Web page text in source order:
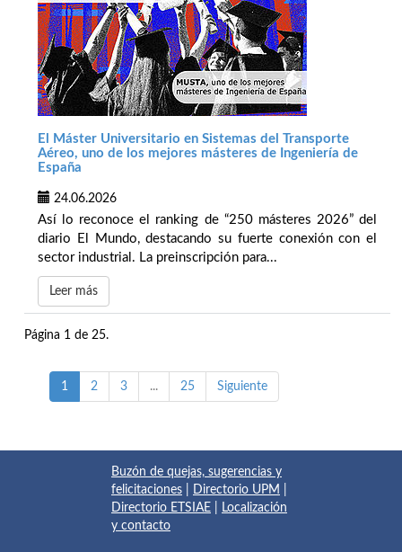
El Máster Universitario en Sistemas del Transporte
Aéreo, uno de los mejores másteres de Ingeniería de
España
24.06.2026
Así lo reconoce el ranking de “250 másteres 2026” del
diario El Mundo, destacando su fuerte conexión con el
sector industrial. La preinscripción para...
Leer más
Página 1 de 25.
1 2 3 ... 25 Siguiente
Buzón de quejas, sugerencias y
felicitaciones
Directorio UPM
Directorio ETSIAE
Localización
y contacto